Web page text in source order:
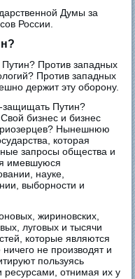
Думы за
России.
Путин? Против западных
Против западных
держит эту оборону.
защищать Путин?
бизнес и бизнес
Нынешнюю
которая
запросы общества и
имевшуюся
науке,
выборности и
жириновских,
луговых и тысячи
которые являются
не производят и
пользуясь
отнимая их у